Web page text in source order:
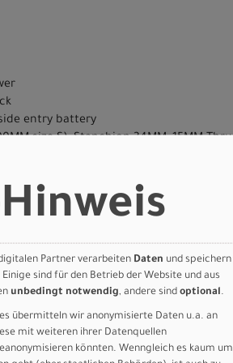
entry battery
size S), Stanchion 34MM, 15MM Thru
NW 40T, w/ Chain Guard
Reflect 27.5X2.6
Reflect 27.5X2.6
charger, 31.8MM
7.8°, Bar End 22.2mm, 690-730mm
Partner verarbeiten Daten und speichern
sind für den Betrieb der Website und aus
unbedingt notwendig, andere sind optional.
übermitteln wir anonymisierte Daten u.a. an
mit weiteren ihrer Datenquellen
könnten. Wenngleich es kaum um